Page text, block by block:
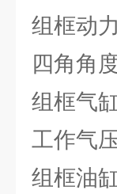
组框动
四角角
组框气
工作气
组框油